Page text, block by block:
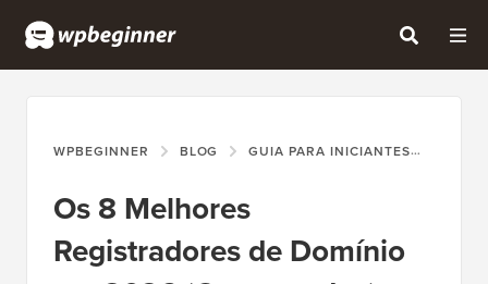
WPBEGINNER BLOG GUIA PARA INICIANTES
Os 8 Melhores
Registradores de Domínio